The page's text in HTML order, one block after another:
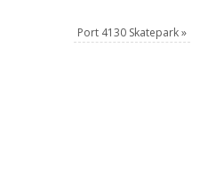
Port 4130 Skatepark»